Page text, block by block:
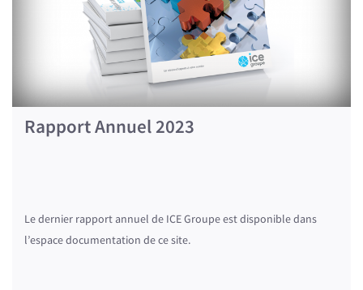
Rapport Annuel 2023
Le dernier rapport annuel de ICE Groupe est disponible dans
l’espace documentation de ce site.